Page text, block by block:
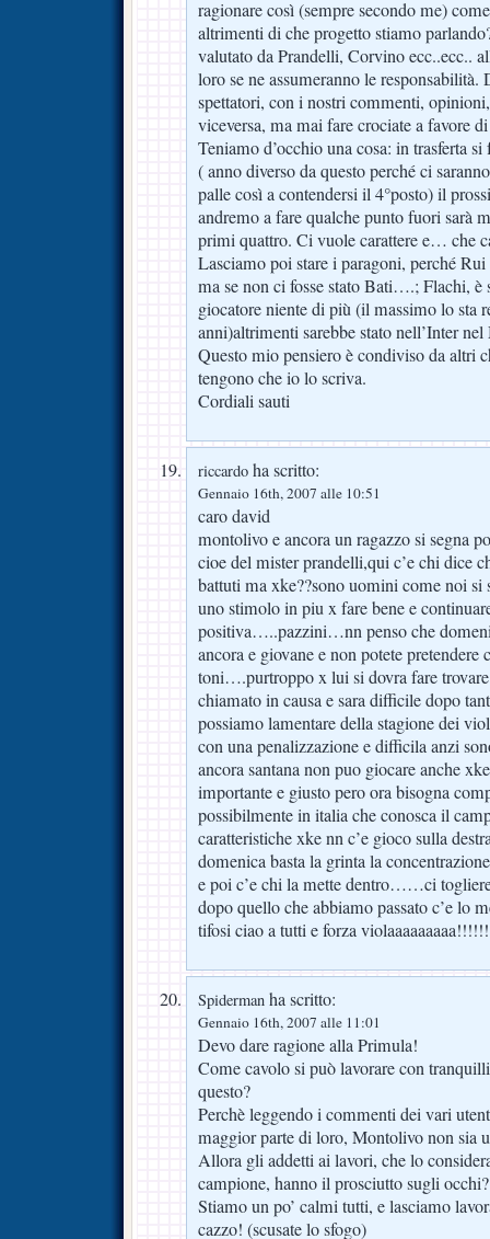
ragionare così (sempre secondo me)
altrimenti di che progetto stiamo
valutato da Prandelli, Corvino ecc..ecc..
loro se ne assumeranno le responsabilità.
spettatori, con i nostri commenti,
viceversa, ma mai fare crociate a favore
Teniamo d’occhio una cosa: in trasferta
( anno diverso da questo perché ci
palle così a contendersi il 4°posto) il
andremo a fare qualche punto fuori sarà
primi quattro. Ci vuole carattere e… che
Lasciamo poi stare i paragoni, perché
ma se non ci fosse stato Bati….; Flachi, è
giocatore niente di più (il massimo lo sta
anni)altrimenti sarebbe stato nell’Inter
Questo mio pensiero è condiviso da altri
tengono che io lo scriva.
Cordiali sauti
riccardo ha scritto:
Gennaio 16th, 2007 alle 10:51
caro david
montolivo e ancora un ragazzo si segna
cioe del mister prandelli,qui c’e chi dice
battuti ma xke??sono uomini come noi
uno stimolo in piu x fare bene e
positiva…..pazzini…nn penso che
ancora e giovane e non potete
toni….purtroppo x lui si dovra fare
chiamato in causa e sara difficile dopo
possiamo lamentare della stagione dei
con una penalizzazione e difficila anzi
ancora santana non puo giocare anche
importante e giusto pero ora bisogna
possibilmente in italia che conosca il
caratteristiche xke nn c’e gioco sulla
domenica basta la grinta la
e poi c’e chi la mette dentro……ci
dopo quello che abbiamo passato c’e lo
tifosi ciao a tutti e forza
Spiderman ha scritto:
Gennaio 16th, 2007 alle 11:01
Devo dare ragione alla Primula!
Come cavolo si può lavorare con
questo?
Perchè leggendo i commenti dei vari
maggior parte di loro, Montolivo non sia
Allora gli addetti ai lavori, che lo
campione, hanno il prosciutto sugli occhi?
Stiamo un po’ calmi tutti, e lasciamo
cazzo! (scusate lo sfogo)